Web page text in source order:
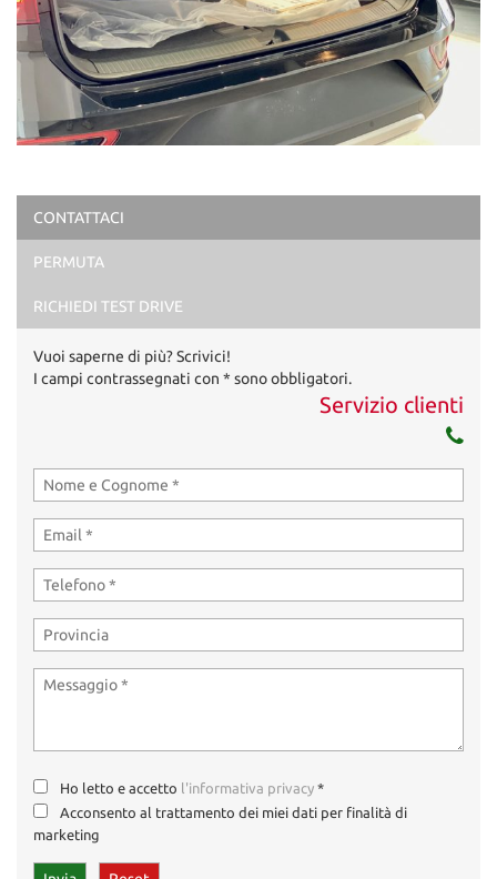
CONTATTACI
PERMUTA
RICHIEDI TEST DRIVE
Vuoi saperne di più? Scrivici!
I campi contrassegnati con * sono obbligatori.
Servizio clienti
Ho letto e accetto l'informativa privacy *
Acconsento al trattamento dei miei dati per finalità di
marketing